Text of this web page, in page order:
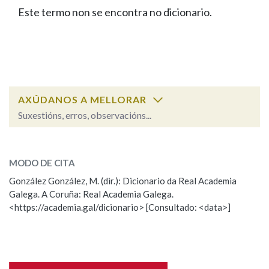
FIGURAS HOMENAXEADAS
PORTAL DAS PALABRAS
Facebook
TwitterYoutubeInstagram
Bluesky
BUSCAR NOS LEMAS
Remata por
BUSCAR NO CONTIDO
Nas definicións
Este termo non se encontra no dicionario.
AXÚDANOS A MELLORAR
Suxestións, erros, observacións...
Observación
Nome
MODO DE CITA
González González, M. (dir.): Dicionario da Real Academia
Galega. A Coruña: Real Academia Galega.
<https://academia.gal/dicionario> [Consultado: <data>]